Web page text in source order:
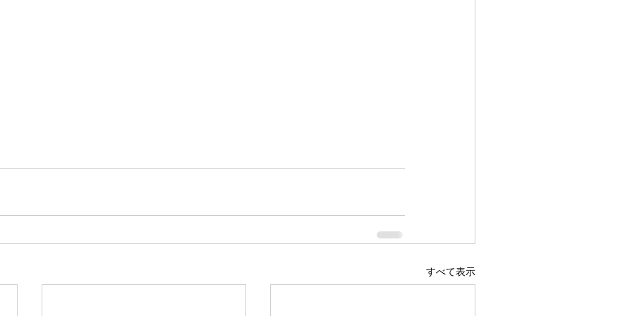
すべて表示